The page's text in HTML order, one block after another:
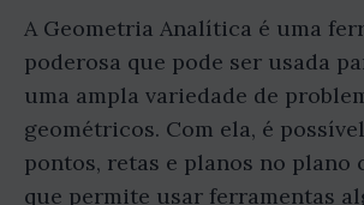
A Geometria Analítica é uma
poderosa que pode ser usada
uma ampla variedade de
geométricos. Com ela, é
pontos, retas e planos no plano
que permite usar ferramentas